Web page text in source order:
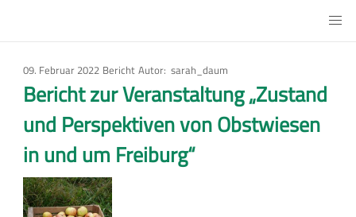
Gärtnern
09. Februar 2022 Art
des
Artikels
Bericht Autor sarah_daum
Bericht zur Veranstaltung „Zustand
und Perspektiven von Obstwiesen
in und um Freiburg“
Bild